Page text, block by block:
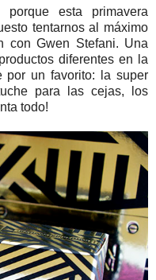
porque esta primavera
tentarnos al máximo
con Gwen Stefani. Una
diferentes en la
por un favorito: la super
para las cejas, los
todo!